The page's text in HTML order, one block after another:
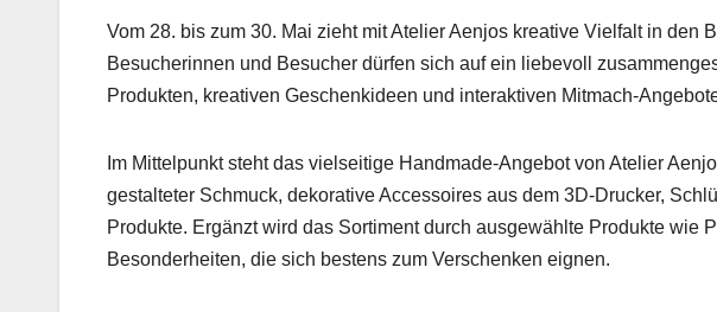
Vom 28. bis zum 30. Mai zieht mit Atelier Aenjos kreative Vielfalt in den
Besucherinnen und Besucher dürfen sich auf ein liebevoll
Produkten, kreativen Geschenkideen und interaktiven Mitmach-
Im Mittelpunkt steht das vielseitige Handmade-Angebot von Atelier
gestalteter Schmuck, dekorative Accessoires aus dem 3D-Drucker,
Produkte. Ergänzt wird das Sortiment durch ausgewählte Produkte wie
Besonderheiten, die sich bestens zum Verschenken eignen.